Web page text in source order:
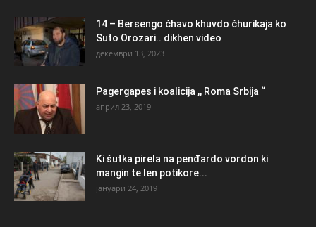
14 – Bersengo ćhavo khuvdo ćhurikaja ko
Suto Orozari.. dikhen video
декември 13, 2023
Pagergapes i koalicija ,, Roma Srbija “
април 23, 2019
Ki šutka pirela na penđardo vordon ki
mangin te len potikore...
јануари 24, 2019